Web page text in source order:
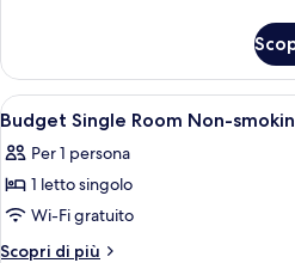
Smoking
Single
Room
Smoking
Apri
tutte
le
foto
per
Budget
1
Budget Single Room Non-
Per 1 persona
1 letto singolo
Wi-Fi gratuito
Scopri di più
Altri